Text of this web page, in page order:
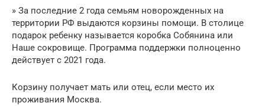
» За последние 2 года семьям новорожденных на
территории РФ выдаются корзины помощи. В столице
подарок ребенку называется коробка Собянина или
Наше сокровище. Программа поддержки полноценно
действует с 2021 года.
Корзину получает мать или отец, если место их
проживания Москва.